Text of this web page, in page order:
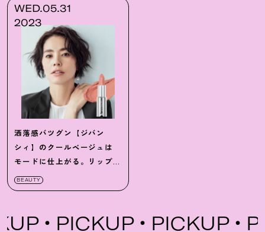
WED.05.31
2023
洒落感バツグン【ジバン
シィ】のクールベージュは
モードに仕上がる。リップメ
イクを楽しもう！
BEAUTY
PICKUP PICKUP